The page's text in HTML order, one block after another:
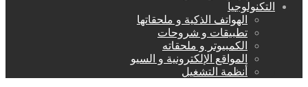
التكنولوجيا
الهواتف الذكية و ملحقاتها
تطبيقات و شروحات
الكمبيوتر و ملحقاته
المواقع الإلكترونية و السيو
أنظمة التشغيل